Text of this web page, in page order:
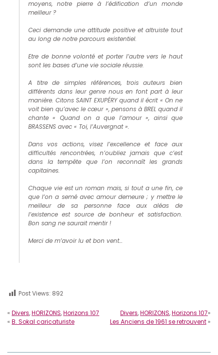
moyens, notre pierre à l’édification d’un monde
meilleur ?
Ceci demande une attitude positive et altruiste tout
au long de notre parcours existentiel.
Etre de bonne volonté et porter l’autre vers le haut
sont les bases d’une vie sociale réussie.
A titre de simples références, trois auteurs bien
différents dans leur genre nous en font part à leur
manière. Citons SAINT EXUPÉRY quand il écrit « On ne
voit bien qu’avec le cœur», pensons à BREL quand il
chante « Quand on a que l’amour», ainsi que
BRASSENS avec « Toi, l’Auvergnat».
Dans vos actions, visez l’excellence et face aux
difficultés rencontrées, n’oubliez jamais que c’est
dans la tempête que l’on reconnaît les grands
capitaines.
Chaque vie est un roman mais, si tout a une fin, ce
que l’on a semé avec amour demeure ; y mettre le
meilleur de sa personne face aux aléas de
l’existence est source de bonheur et satisfaction.
Bon sang ne saurait mentir !
Merci de m’avoir lu et bon vent…
Post Views: 892
« Divers,HORIZONS,Horizons 107
« B. Sokal caricaturiste
Divers,HORIZONS,Horizons 107»
Les Anciens de 1961 se retrouvent »